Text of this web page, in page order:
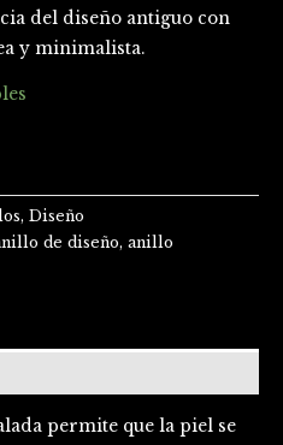
del diseño antiguo con
y minimalista.
, Diseño
de diseño, anillo
permite que la piel se